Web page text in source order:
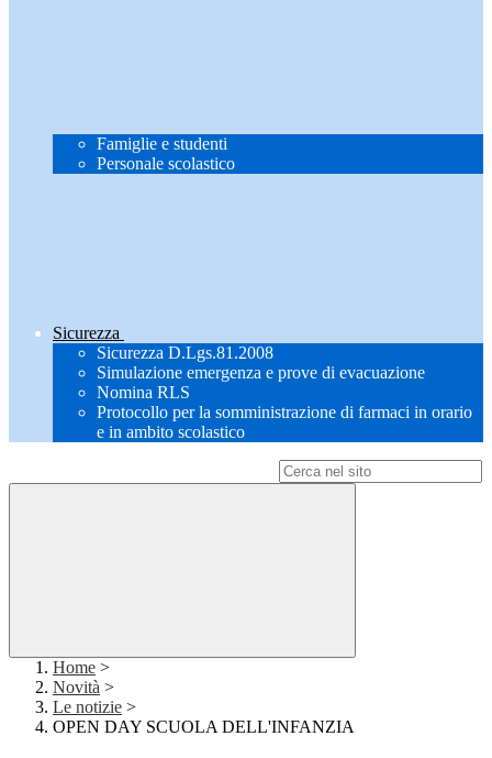
Famiglie e studenti
Personale scolastico
Sicurezza
Sicurezza D.Lgs.81.2008
Simulazione emergenza e prove di evacuazione
Nomina RLS
Protocollo per la somministrazione di farmaci in orario
e in ambito scolastico
Home >
Novità >
Le notizie >
OPEN DAY SCUOLA DELL'INFANZIA